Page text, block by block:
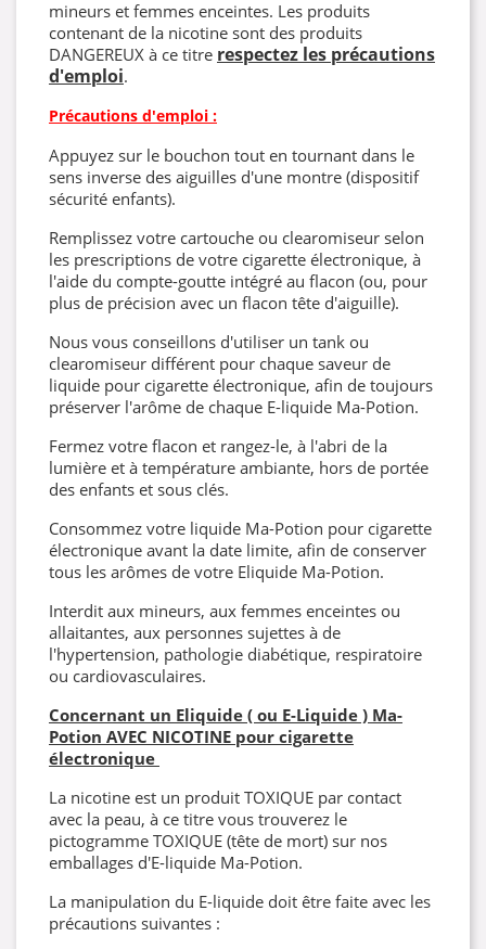
mineurs et femmes enceintes. Les produits
contenant de la nicotine sont des produits
DANGEREUX à ce titre respectez les précautions
d'emploi.
Précautions d'emploi :
Appuyez sur le bouchon tout en tournant dans le
sens inverse des aiguilles d'une montre (dispositif
sécurité enfants).
Remplissez votre cartouche ou clearomiseur selon
les prescriptions de votre cigarette électronique, à
l'aide du compte-goutte intégré au flacon (ou, pour
plus de précision avec un flacon tête d'aiguille).
Nous vous conseillons d'utiliser un tank ou
clearomiseur différent pour chaque saveur de
liquide pour cigarette électronique, afin de toujours
préserver l'arôme de chaque E-liquide Ma-Potion.
Fermez votre flacon et rangez-le, à l'abri de la
lumière et à température ambiante, hors de portée
des enfants et sous clés.
Consommez votre liquide Ma-Potion pour cigarette
électronique avant la date limite, afin de conserver
tous les arômes de votre Eliquide Ma-Potion.
Interdit aux mineurs, aux femmes enceintes ou
allaitantes, aux personnes sujettes à de
l'hypertension, pathologie diabétique, respiratoire
ou cardiovasculaires.
Concernant un Eliquide ( ou E-Liquide ) Ma-
Potion AVEC NICOTINE pour cigarette
électronique
La nicotine est un produit TOXIQUE par contact
avec la peau, à ce titre vous trouverez le
pictogramme TOXIQUE (tête de mort) sur nos
emballages d'E-liquide Ma-Potion.
La manipulation du E-liquide doit être faite avec les
précautions suivantes :